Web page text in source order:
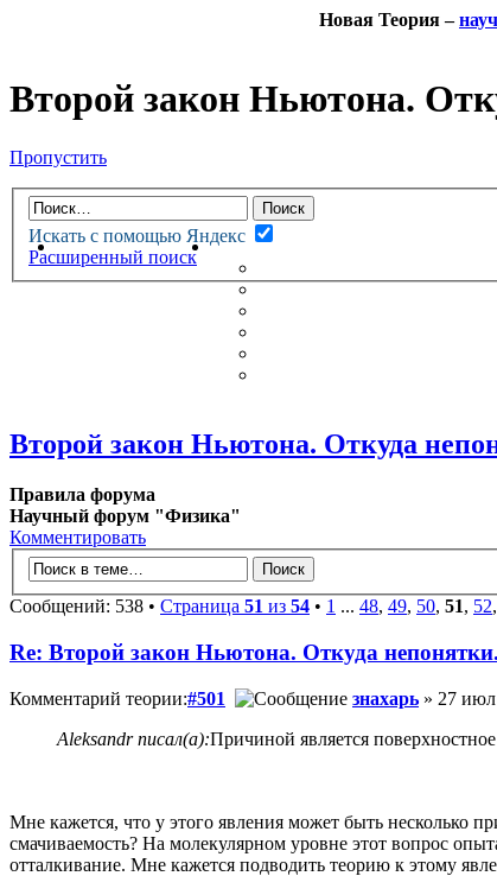
Новая Теория –
Второй закон Ньютона.
Пропустить
Искать с помощью Яндекс
Расширенный поиск
НОВАЯ ТЕОРИЯФОРУМ
НЕПРОЧИТАННЫЕ
Второй закон Ньютона. Откуда
Правила форума
Научный форум "Физика"
Комментировать
Сообщений: 538 • Страница 51 из 54 • 1 ... 48, 49, 50, 51, 52,
Re: Второй закон Ньютона. Откуда непонятки.
Комментарий теории:#501 знахарь » 27
Aleksandr писал(а):Причиной является
Мне кажется, что у этого явления может быть несколько
смачиваемость? На молекулярном уровне этот вопрос
отталкивание. Мне кажется подводить теорию к этому